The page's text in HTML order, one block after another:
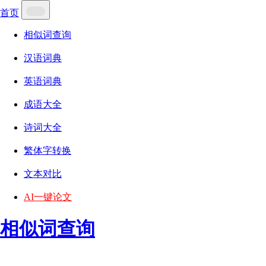
首页
相似词查询
汉语词典
英语词典
成语大全
诗词大全
繁体字转换
文本对比
AI一键论文
相似词查询